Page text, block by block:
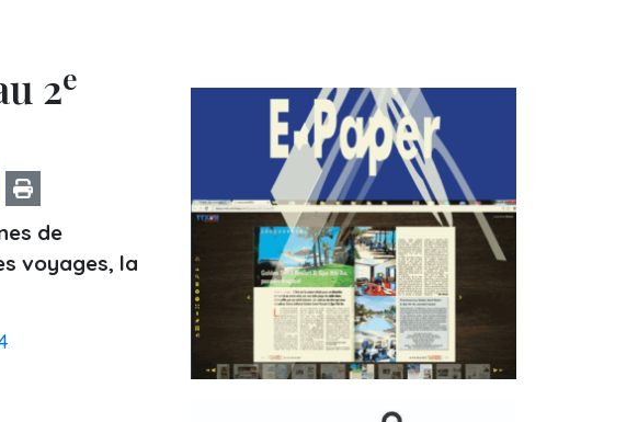
2e
de
voyages, la